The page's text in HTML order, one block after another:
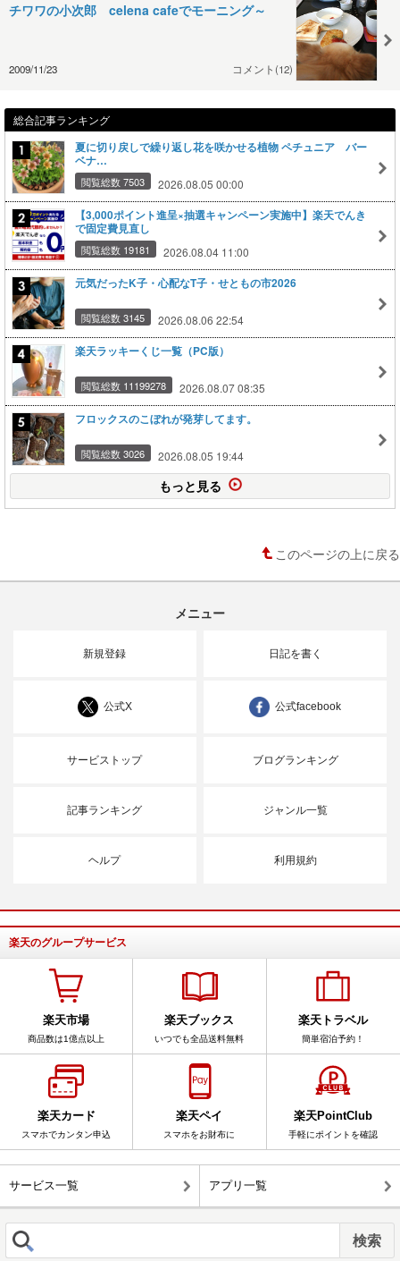
チワワの小次郎 celena cafeでモーニング～
2009/11/23 コメント(12)
総合記事ランキング
夏に切り戻しで繰り返し花を咲かせる植物 ペチュニア バー
ベナ…
閲覧総数 7503 2026.08.05 00:00
【3,000ポイント進呈×抽選キャンペーン実施中】楽天でんき
で固定費見直し
閲覧総数 19181 2026.08.04 11:00
元気だったK子・心配なT子・せともの市2026
閲覧総数 3145 2026.08.06 22:54
楽天ラッキーくじ一覧（PC版）
閲覧総数 11199278 2026.08.07 08:35
フロックスのこぼれが発芽してます。
閲覧総数 3026 2026.08.05 19:44
もっと見る
このページの上に戻る
メニュー
新規登録 日記を書く
公式X 公式facebook
サービストップ ブログランキング
記事ランキング ジャンル一覧
ヘルプ 利用規約
楽天のグループサービス
楽天市場
商品数は1億点以上
楽天ブックス
いつでも全品送料無料
楽天トラベル
簡単宿泊予約！
楽天カード
スマホでカンタン申込
楽天ペイ
スマホをお財布に
楽天PointClub
手軽にポイントを確認
サービス一覧 アプリ一覧